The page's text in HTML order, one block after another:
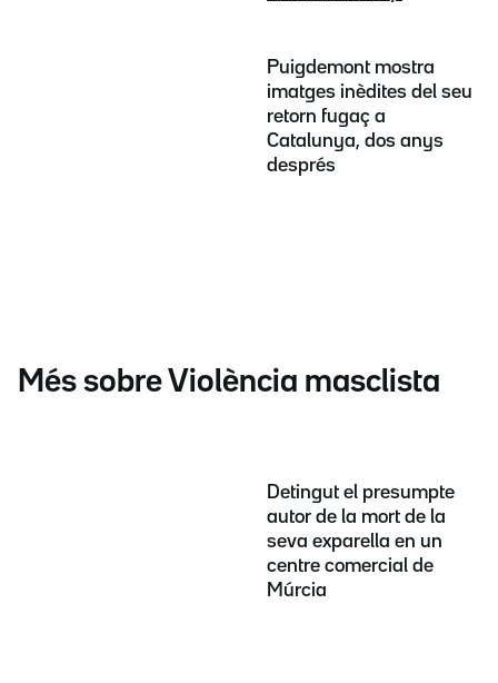
Puigdemont mostra
imatges inèdites del seu
retorn fugaç a
Catalunya, dos anys
després
Més sobre Violència masclista
Detingut el presumpte
autor de la mort de la
seva exparella en un
centre comercial de
Múrcia